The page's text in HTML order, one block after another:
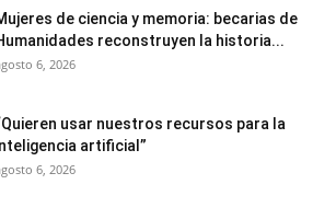
de ciencia y memoria: becarias de
reconstruyen la historia...
6, 2026
usar nuestros recursos para la
artificial”
6, 2026